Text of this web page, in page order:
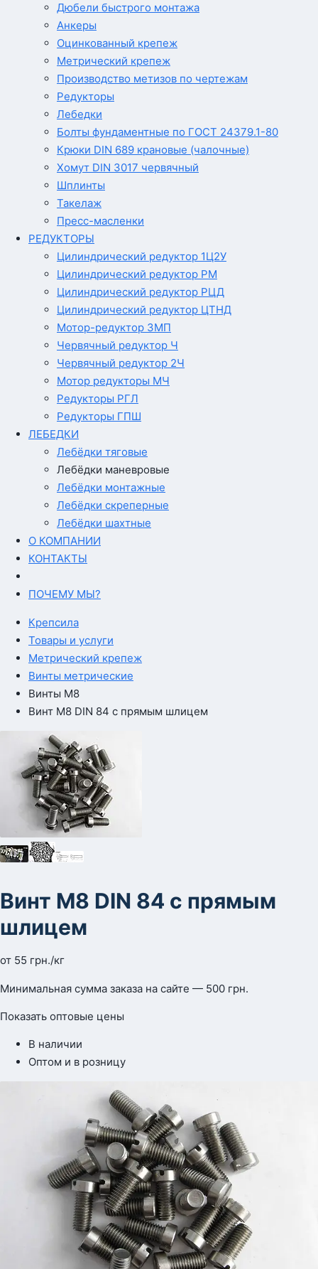
Дюбели быстрого монтажа
Анкеры
Оцинкованный крепеж
Метрический крепеж
Производство метизов по чертежам
Редукторы
Лебедки
Болты фундаментные по ГОСТ 24379.1-80
Крюки DIN 689 крановые (чалочные)
Хомут DIN 3017 червячный
Шплинты
Такелаж
Пресс-масленки
РЕДУКТОРЫ
Цилиндрический редуктор 1Ц2У
Цилиндрический редуктор РМ
Цилиндрический редуктор РЦД
Цилиндрический редуктор ЦТНД
Мотор-редуктор 3МП
Червячный редуктор Ч
Червячный редуктор 2Ч
Мотор редукторы МЧ
Редукторы РГЛ
Редукторы ГПШ
ЛЕБЕДКИ
Лебёдки тяговые
Лебёдки маневровые
Лебёдки монтажные
Лебёдки скреперные
Лебёдки шахтные
О КОМПАНИИ
КОНТАКТЫ
ПОЧЕМУ МЫ?
Крепсила
Товары и услуги
Метрический крепеж
Винты метрические
Винты М8
Винт М8 DIN 84 с прямым шлицем
Винт М8 DIN 84 с прямым
шлицем
от 55 грн./кг
Минимальная сумма заказа на сайте — 500 грн.
Показать оптовые цены
В наличии
Оптом и в розницу